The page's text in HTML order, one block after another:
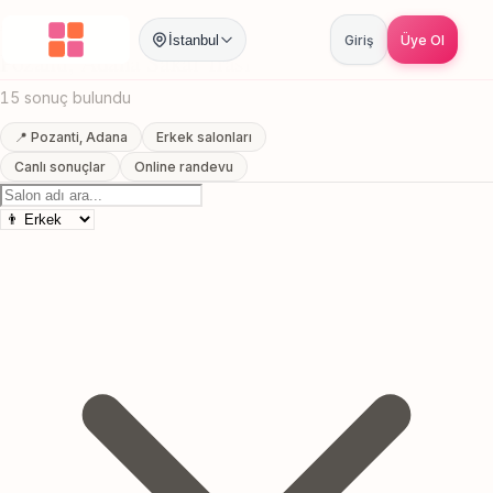
İstanbul Giriş Üye Ol
Anasayfa / Adana Pozanti Sakal Trasi
Pozanti, Adana Sakal Trasi
15 sonuç bulundu
📍 Pozanti, Adana
Erkek salonları
Canlı sonuçlar
Online randevu